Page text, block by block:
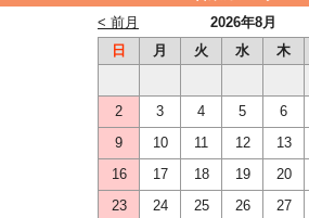
2026年8月
< 前月
日
月 火 水 木
2
3 4 5 6
9
10 11 12 13
16
17 18 19 20
23
24 25 26 27